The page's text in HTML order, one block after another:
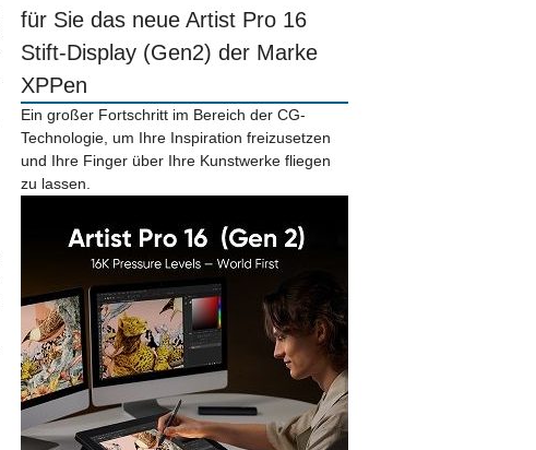
für Sie das neue Artist Pro 16
Stift-Display (Gen2) der Marke
XPPen
Ein großer Fortschritt im Bereich der CG-
Technologie, um Ihre Inspiration freizusetzen
und Ihre Finger über Ihre Kunstwerke fliegen
zu lassen.